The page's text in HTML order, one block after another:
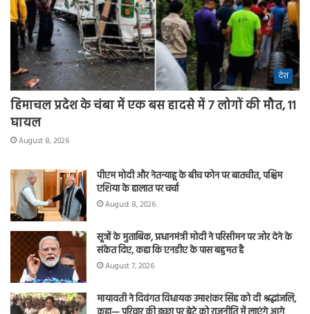
देश
हिमाचल प्रदेश के चंबा में एक बस हादसे में 7 लोगों की मौत, 11
घायल
August 8, 2026
पीएम मोदी और नेतन्याहू के बीच फोन पर बातचीत, पश्चिम
एशिया के हालात पर चर्चा
August 8, 2026
सूत्रों के मुताबिक, प्रधानमंत्री मोदी ने परिसीमन पर जोर देने के
संकेत दिए, कहा कि एनडीए के पास बहुमत है
August 7, 2026
मायावती ने दिवंगत विधायक उमाशंकर सिंह को दी श्रद्धांजलि,